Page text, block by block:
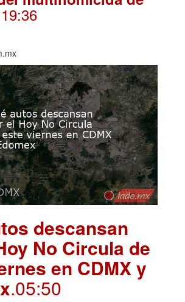
descansan
No Circula de
en CDMX y
.05:50